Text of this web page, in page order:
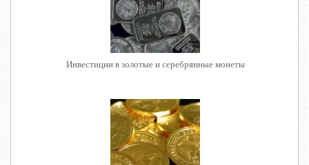
Инвестиции в золотые и серебрянные монеты